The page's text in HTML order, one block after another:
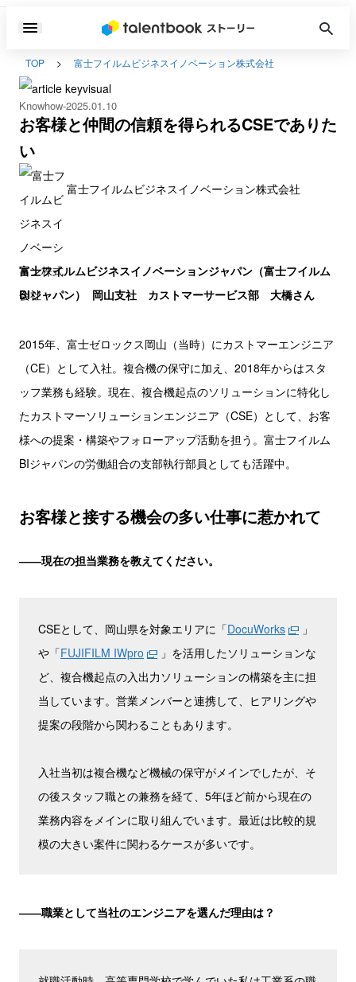
TOP 富士フイルムビジネスイノベーション株式会社
Knowhow 2025.01.10
お客様と仲間の信頼を得られるCSEでありた
い
富士フイルムビジネスイノベーション株式会社
富士フイルムビジネスイノベーションジャパン（富士フイルム
BIジャパン）
岡山支社 カストマーサービス部 大橋さん
2015年、富士ゼロックス岡山（当時）にカストマーエンジニア
（CE）として入社。複合機の保守に加え、2018年からはスタ
ッフ業務も経験。現在、複合機起点のソリューションに特化し
たカストマーソリューションエンジニア（CSE）として、お客
様への提案・構築やフォローアップ活動を担う。富士フイルム
BIジャパンの労働組合の支部執行部員としても活躍中。
お客様と接する機会の多い仕事に惹かれて
――現在の担当業務を教えてください。
CSEとして、岡山県を対象エリアに「DocuWorks
」
や「FUJIFILM IWpro
」を活用したソリューションな
ど、複合機起点の入出力ソリューションの構築を主に担
当しています。営業メンバーと連携して、ヒアリングや
提案の段階から関わることもあります。
入社当初は複合機など機械の保守がメインでしたが、そ
の後スタッフ職との兼務を経て、5年ほど前から現在の
業務内容をメインに取り組んでいます。最近は比較的規
模の大きい案件に関わるケースが多いです。
――職業として当社のエンジニアを選んだ理由は？